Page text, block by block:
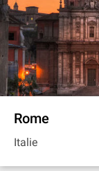
Rome
Italie